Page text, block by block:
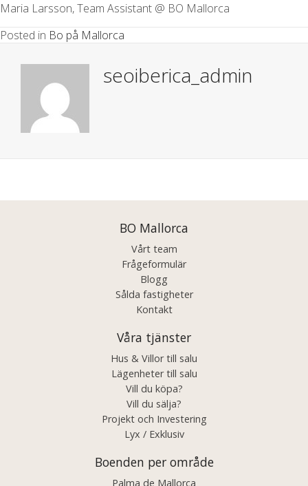
Maria Larsson, Team Assistant @ BO Mallorca
Posted in Bo på Mallorca
seoiberica_admin
navigation
BO Mallorca
Vårt team
Frågeformulär
Blogg
Sålda fastigheter
Kontakt
Våra tjänster
Hus & Villor till salu
Lägenheter till salu
Vill du köpa?
Vill du sälja?
Projekt och Investering
Lyx / Exklusiv
Boenden per område
Palma de Mallorca